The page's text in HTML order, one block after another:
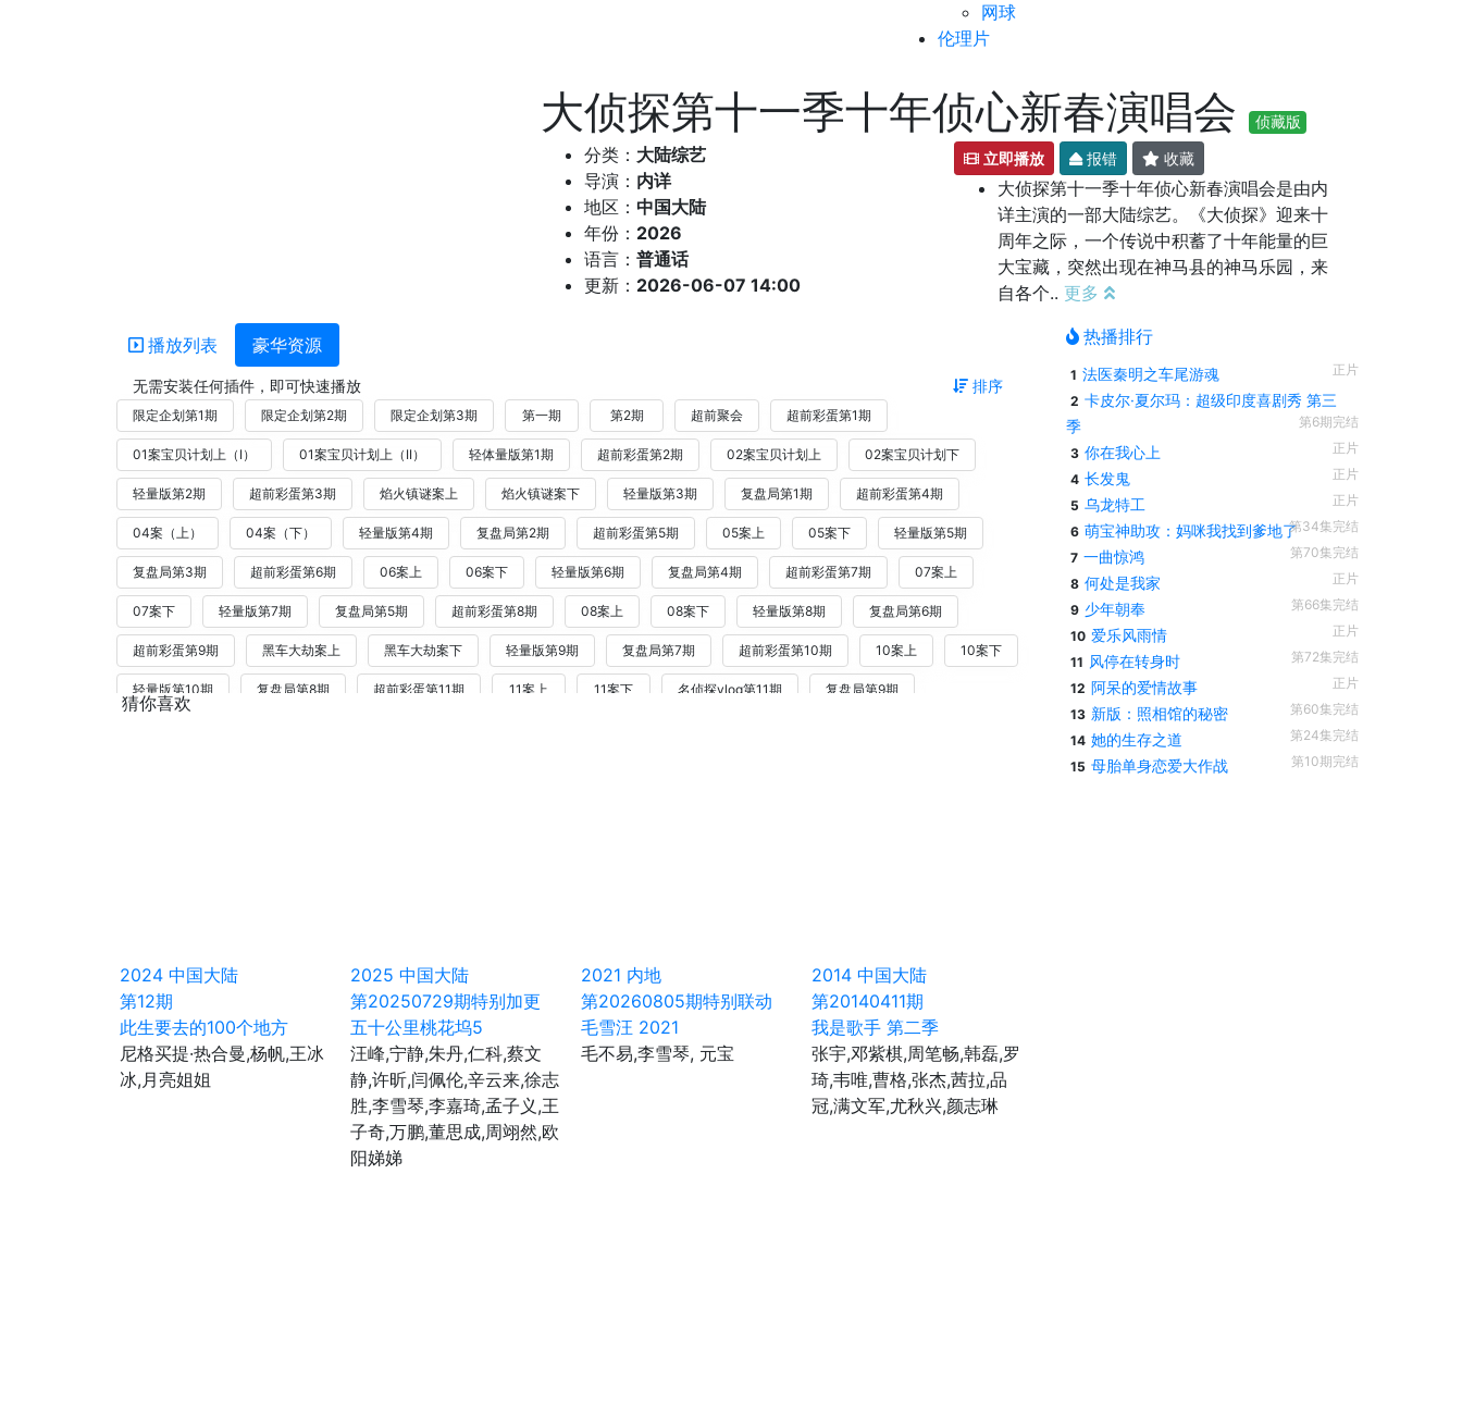
网球
伦理片
大侦探第十一季十年侦心新春演唱会 侦藏版
分类： 大陆综艺
导演： 内详
地区： 中国大陆
年份： 2026
语言： 普通话
更新： 2026-06-07 14:00
立即播放 报错 收藏
大侦探第十一季十年侦心新春演唱会是由内
详主演的一部大陆综艺。《大侦探》迎来十
周年之际，一个传说中积蓄了十年能量的巨
大宝藏，突然出现在神马县的神马乐园，来
自各个.. 更多
播放列表 豪华资源
无需安装任何插件，即可快速播放 排序
限定企划第1期 限定企划第2期 限定企划第3期 第一期 第2期 超前聚会 超前彩蛋第1期
01案宝贝计划上（I） 01案宝贝计划上（II） 轻体量版第1期 超前彩蛋第2期 02案宝贝计划上 02案宝贝计划下
轻量版第2期 超前彩蛋第3期 焰火镇谜案上 焰火镇谜案下 轻量版第3期 复盘局第1期 超前彩蛋第4期
04案（上） 04案（下） 轻量版第4期 复盘局第2期 超前彩蛋第5期 05案上 05案下 轻量版第5期
复盘局第3期 超前彩蛋第6期 06案上 06案下 轻量版第6期 复盘局第4期 超前彩蛋第7期 07案上
07案下 轻量版第7期 复盘局第5期 超前彩蛋第8期 08案上 08案下 轻量版第8期 复盘局第6期
超前彩蛋第9期 黑车大劫案上 黑车大劫案下 轻量版第9期 复盘局第7期 超前彩蛋第10期 10案上 10案下
轻量版第10期 复盘局第8期 超前彩蛋第11期 11案上 11案下 名侦探vlog第11期 复盘局第9期
猜你喜欢
2024 中国大陆
第12期
此生要去的100个地方
尼格买提·热合曼,杨帆,王冰
冰,月亮姐姐
2025 中国大陆
第20250729期特别加更
五十公里桃花坞5
汪峰,宁静,朱丹,仁科,蔡文
静,许昕,闫佩伦,辛云来,徐志
胜,李雪琴,李嘉琦,孟子义,王
子奇,万鹏,董思成,周翊然,欧
阳娣娣
2021 内地
第20260805期特别联动
毛雪汪 2021
毛不易,李雪琴, 元宝
2014 中国大陆
第20140411期
我是歌手 第二季
张宇,邓紫棋,周笔畅,韩磊,罗
琦,韦唯,曹格,张杰,茜拉,品
冠,满文军,尤秋兴,颜志琳
热播排行
1 法医秦明之车尾游魂
正片
2 卡皮尔·夏尔玛：超级印度喜剧秀 第三
季
第6期完结
3 你在我心上
正片
4 长发鬼
正片
5 乌龙特工
正片
6 萌宝神助攻：妈咪我找到爹地了第34集完结
7 一曲惊鸿
第70集完结
8 何处是我家
正片
9 少年朝奉
第66集完结
10 爱乐风雨情
正片
11 风停在转身时
第72集完结
12 阿呆的爱情故事
正片
13 新版：照相馆的秘密
第60集完结
14 她的生存之道
第24集完结
15 母胎单身恋爱大作战 第10期完结